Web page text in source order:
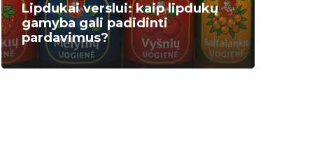
Lipdukai verslui: kaip lipdukų
gamyba gali padidinti
pardavimus?